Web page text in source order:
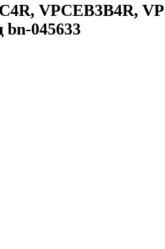
VPCEB3B4R,
bn-045633